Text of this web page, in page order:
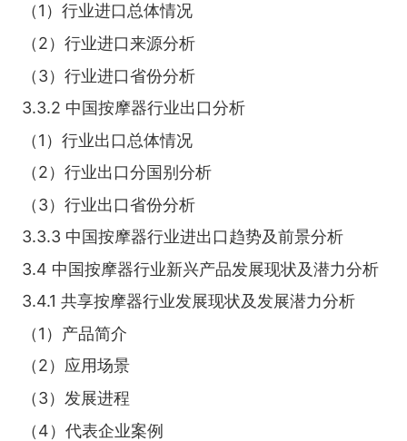
（1）行业进口总体情况
（2）行业进口来源分析
（3）行业进口省份分析
3.3.2 中国按摩器行业出口分析
（1）行业出口总体情况
（2）行业出口分国别分析
（3）行业出口省份分析
3.3.3 中国按摩器行业进出口趋势及前景分析
3.4 中国按摩器行业新兴产品发展现状及潜力分析
3.4.1 共享按摩器行业发展现状及发展潜力分析
（1）产品简介
（2）应用场景
（3）发展进程
（4）代表企业案例